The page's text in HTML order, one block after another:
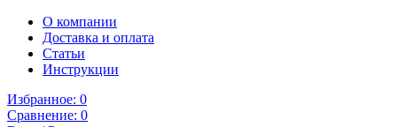
О компании
Доставка и оплата
Cтатьи
Инструкции
Избранное: 0
Сравнение: 0